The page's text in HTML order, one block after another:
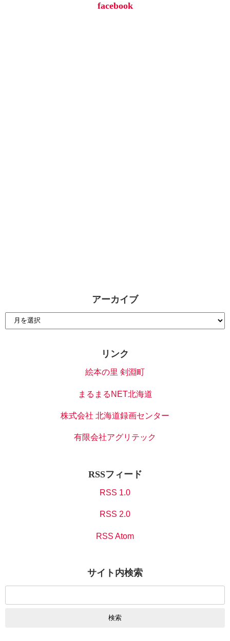
facebook
アーカイブ
リンク
絵本の里 剣淵町
まるまるNET北海道
株式会社 北海道録画センター
有限会社アグリテック
RSSフィード
RSS 1.0
RSS 2.0
RSS Atom
サイト内検索